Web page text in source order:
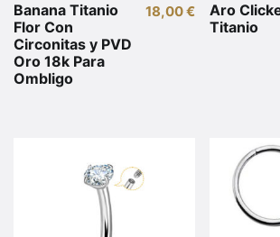
Banana Titanio
Flor Con
Circonitas y PVD
Oro 18k Para
Ombligo
18,00€
Aro
Titanio
opciones
pueden